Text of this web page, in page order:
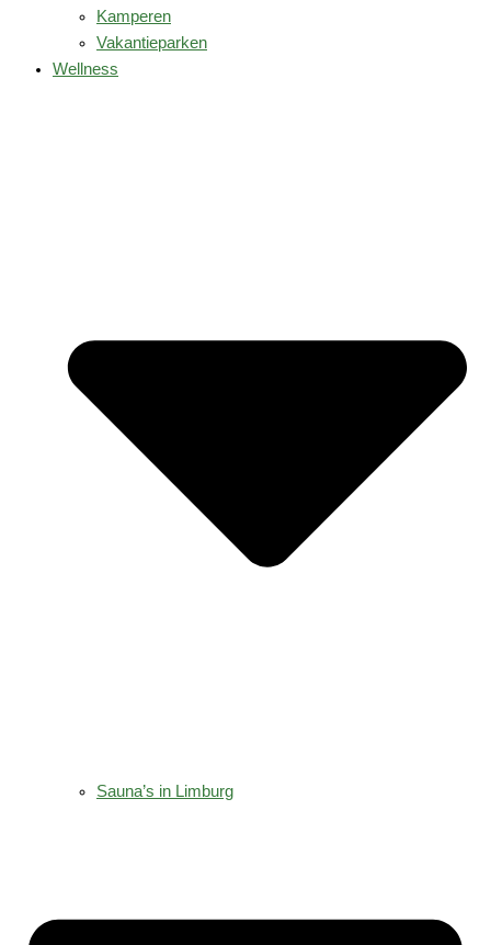
Kamperen
Vakantieparken
Wellness
Sauna’s in Limburg